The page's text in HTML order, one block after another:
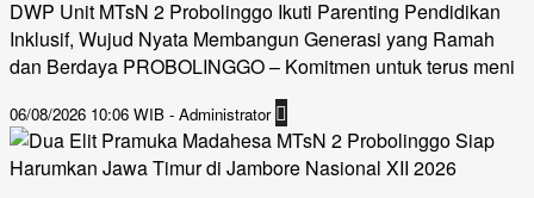
DWP Unit MTsN 2 Probolinggo Ikuti Parenting Pendidikan
Inklusif, Wujud Nyata Membangun Generasi yang Ramah
dan Berdaya PROBOLINGGO – Komitmen untuk terus meni
06/08/2026 10:06 WIB - Administrator